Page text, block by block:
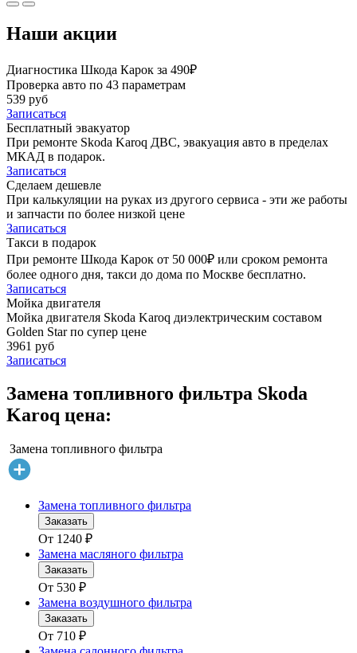
Наши акции
Диагностика Шкода Карок за 490₽
Проверка авто по 43 параметрам
539 руб
Записаться
Бесплатный эвакуатор
При ремонте Skoda Karoq ДВС, эвакуация авто в пределах
МКАД в подарок.
Записаться
Сделаем дешевле
При калькуляции на руках из другого сервиса - эти же работы
и запчасти по более низкой цене
Записаться
Такси в подарок
При ремонте Шкода Карок от 50 000₽ или сроком ремонта
более одного дня, такси до дома по Москве бесплатно.
Записаться
Мойка двигателя
Мойка двигателя Skoda Karoq диэлектрическим составом
Golden Star по супер цене
3961 руб
Записаться
Замена топливного фильтра Skoda
Karoq цена:
Замена топливного фильтра
Замена топливного фильтра
Заказать
От 1240 ₽
Замена масляного фильтра
Заказать
От 530 ₽
Замена воздушного фильтра
Заказать
От 710 ₽